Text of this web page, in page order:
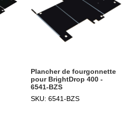
Plancher de fourgonnette
pour BrightDrop 400 -
6541-BZS
SKU: 6541-BZS